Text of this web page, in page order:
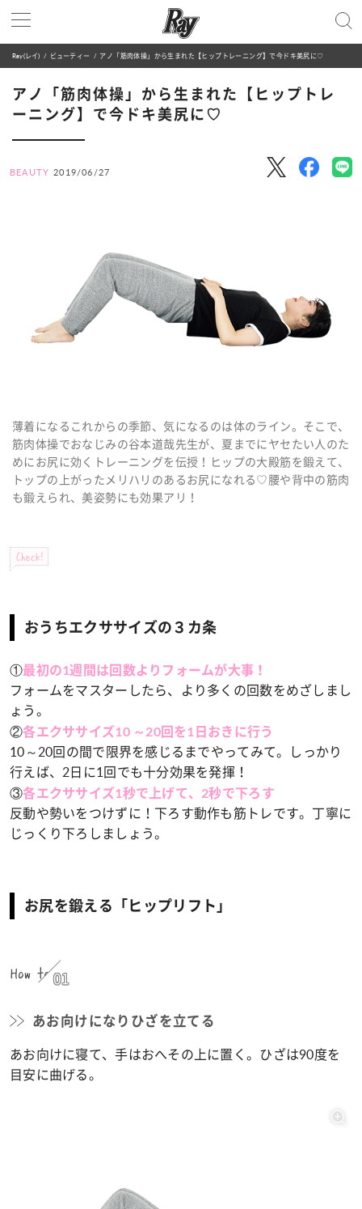
Ray(レイ) ビューティー アノ「筋肉体操」から生まれた【ヒップトレーニング】で今ドキ美尻に♡
アノ「筋肉体操」から生まれた【ヒップトレ
ーニング】で今ドキ美尻に♡
BEAUTY 2019/06/27
薄着になるこれからの季節、気になるのは体のライン。そこで、
筋肉体操でおなじみの谷本道哉先生が、夏までにヤセたい人のた
めにお尻に効くトレーニングを伝授！ヒップの大殿筋を鍛えて、
トップの上がったメリハリのあるお尻になれる♡腰や背中の筋肉
も鍛えられ、美姿勢にも効果アリ！
Check!
おうちエクササイズの３カ条
①最初の1週間は回数よりフォームが大事！
フォームをマスターしたら、より多くの回数をめざしまし
ょう。
②各エクササイズ10 ～20回を1日おきに行う
10～20回の間で限界を感じるまでやってみて。しっかり
行えば、2日に1回でも十分効果を発揮！
③各エクササイズ1秒で上げて、2秒で下ろす
反動や勢いをつけずに！下ろす動作も筋トレです。丁寧に
じっくり下ろしましょう。
お尻を鍛える「ヒップリフト」
How to 01
あお向けになりひざを立てる
あお向けに寝て、手はおへその上に置く。ひざは90度を
目安に曲げる。